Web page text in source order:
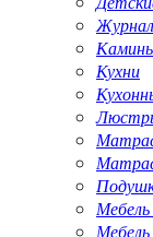
Кухни
Мебель